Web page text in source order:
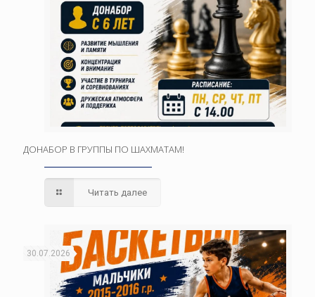
ДОНАБОР В ГРУППЫ ПО ШАХМАТАМ!
Читать далее
30.07.2026